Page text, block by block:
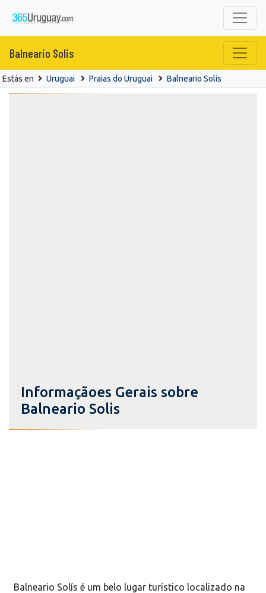
Balneario Solis
Estás en Uruguai Praias do Uruguai Balneario Solis
Informaçãoes Gerais sobre
Balneario Solis
Balneario Solís é um belo lugar turístico localizado na